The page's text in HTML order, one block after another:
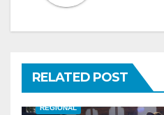
RELATED POST
REGIONAL